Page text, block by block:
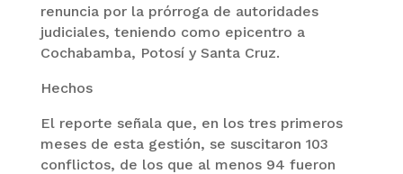
renuncia por la prórroga de autoridades
judiciales, teniendo como epicentro a
Cochabamba, Potosí y Santa Cruz.
Hechos
El reporte señala que, en los tres primeros
meses de esta gestión, se suscitaron 103
conflictos, de los que al menos 94 fueron